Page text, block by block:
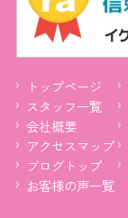
トップページ
スタッフ一覧
会社概要
アクセスマップ
ブログトップ
お客様の声一覧